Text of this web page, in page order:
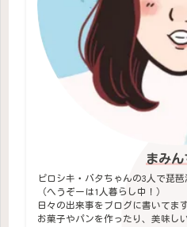
まみん
ピロシキ・バタちゃんの3人で琵
（へうぞーは1人暮らし中！）
日々の出来事をブログに書いてます
お菓子やパンを作ったり、美味し